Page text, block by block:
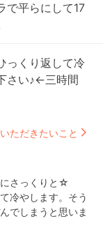
で平らにして17
っくり返して冷
さい♪←三時間
ただきたいこと
にさっくりと☆
冷やします。そう
でしまうと思いま